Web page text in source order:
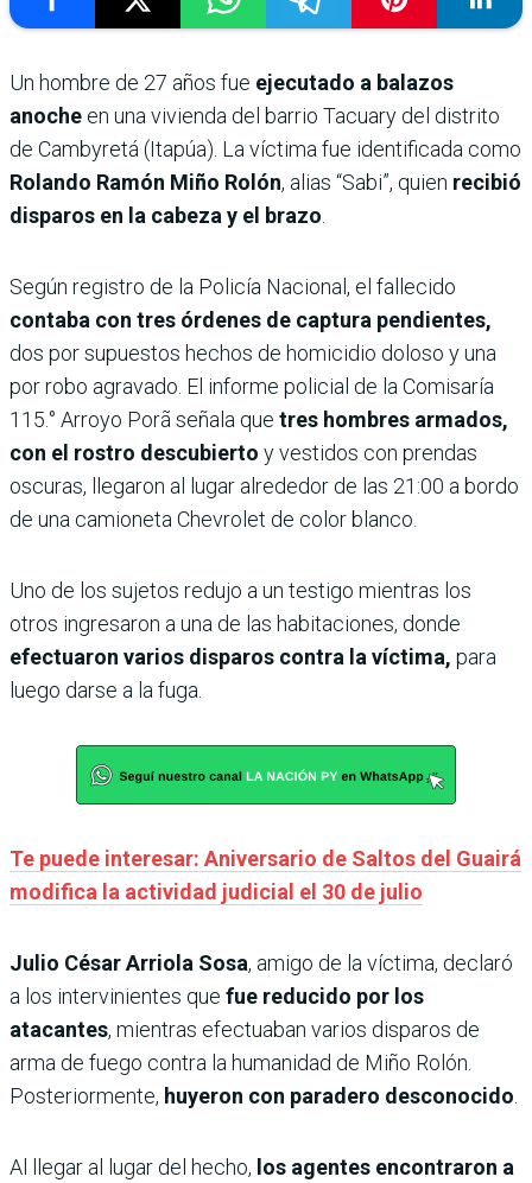
Un hombre de 27 años fue ejecutado a balazos
anoche en una vivienda del barrio Tacuary del distrito
de Cambyretá (Itapúa). La víctima fue identificada como
Rolando Ramón Miño Rolón, alias “Sabi”, quien recibió
disparos en la cabeza y el brazo
Según registro de la Policía Nacional, el fallecido
contaba con tres órdenes de captura pendientes,
dos por supuestos hechos de homicidio doloso y una
por robo agravado. El informe policial de la Comisaría
115.° Arroyo Porã señala que tres hombres armados,
con el rostro descubierto y vestidos con prendas
oscuras, llegaron al lugar alrededor de las 21:00 a bordo
de una camioneta Chevrolet de color blanco.
Uno de los sujetos redujo a un testigo mientras los
otros ingresaron a una de las habitaciones, donde
efectuaron varios disparos contra la víctima, para
luego darse a la fuga.
Te puede interesar: Aniversario de Saltos del Guairá
modifica la actividad judicial el 30 de julio
Julio César Arriola Sosa, amigo de la víctima, declaró
a los intervinientes que fue reducido por los
atacantes, mientras efectuaban varios disparos de
arma de fuego contra la humanidad de Miño Rolón.
Posteriormente, huyeron con paradero desconocido
Al llegar al lugar del hecho, los agentes encontraron a